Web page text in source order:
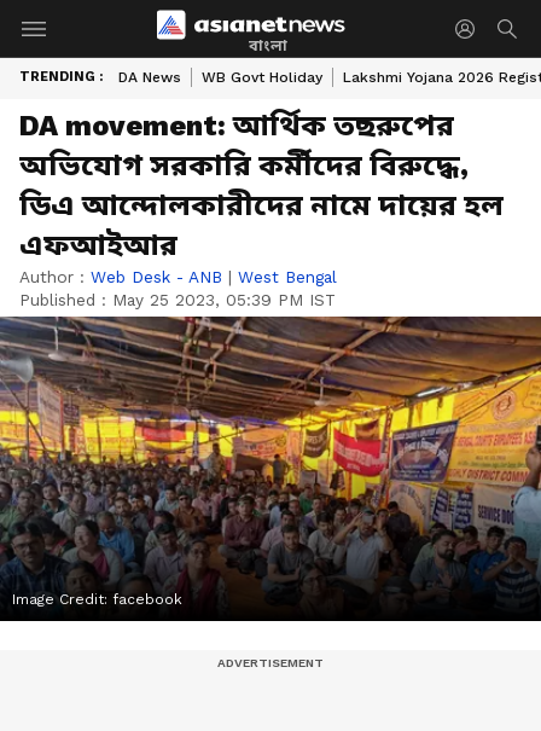
বাংলা
TRENDING : DA News WB Govt Holiday Lakshmi Yojana 2026
DA movement: আর্থিক তছরুপের
অভিযোগ সরকারি কর্মীদের বিরুদ্ধে,
ডিএ আন্দোলকারীদের নামে দায়ের হল
এফআইআর
Author : Web Desk - ANB | West Bengal
Published : May 25 2023, 05:39 PM IST
Image Credit: facebook